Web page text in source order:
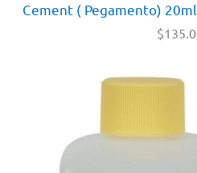
Cement ( Pegamento)
$